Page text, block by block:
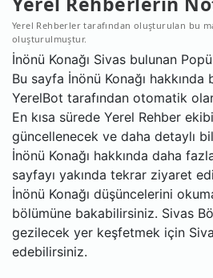
Yerel Rehberler tarafından oluşturulan bu
oluşturulmuştur.
İnönü Konağı Sivas bulunan
Bu sayfa İnönü Konağı
YerelBot tarafından otomatik
En kısa sürede Yerel Rehber
güncellenecek ve daha detaylı
İnönü Konağı hakkında daha
sayfayı yakında tekrar ziyaret
İnönü Konağı düşüncelerini
bölümüne bakabilirsiniz. Sivas
gezilecek yer keşfetmek için
edebilirsiniz.